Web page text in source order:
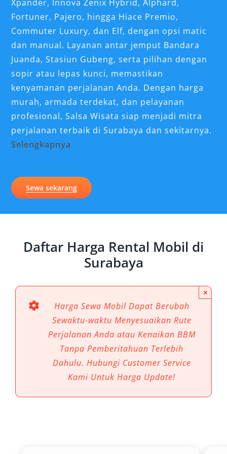
Xpander, Innova Zenix Hybrid, Alphard,
Fortuner, Pajero, hingga Hiace Premio,
Commuter Luxury, dan Elf, dengan opsi matic
dan manual. Layananantar jemput Bandara
Juanda, Stasiun Gubeng, serta pilihan dengan
sopir atau lepas kunci, memastikan
kenyamanan perjalanan Anda. Dengan harga
murah, armada terdekat, dan pelayanan
profesional, Salsa Wisata siap menjadi mitra
perjalanan terbaik di Surabaya dan sekitarnya.
Selengkapnya
Jadi Pilihan Utama?
kawasan industri, hingga destinasi wisata
membutuhkan transportasi yang fleksibel.
Menggunakan jasa sewa mobil Surabaya
memberikan keunggulan:
Lebih hemat waktu dibanding transportasi
Fleksibel menentukan rute dan jadwal
Nyaman untuk perjalanan pribadi maupun
Cocok untuk kebutuhan harian hingga
Sewa sekarang
Daftar Harga Rental Mobil di
Surabaya
Harga Sewa Mobil Dapat Berubah
Sewaktu-waktu Menyesuaikan Rute
Perjalanan Anda atau Kenaikan BBM
Tanpa Pemberitahuan Terlebih
Dahulu. Hubungi Customer Service
Kami Untuk Harga Update!
×